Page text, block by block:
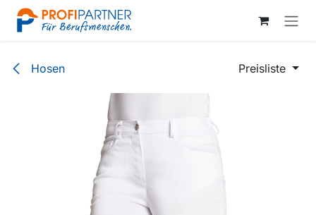
Zum Inhalt springen
Hosen Preisliste